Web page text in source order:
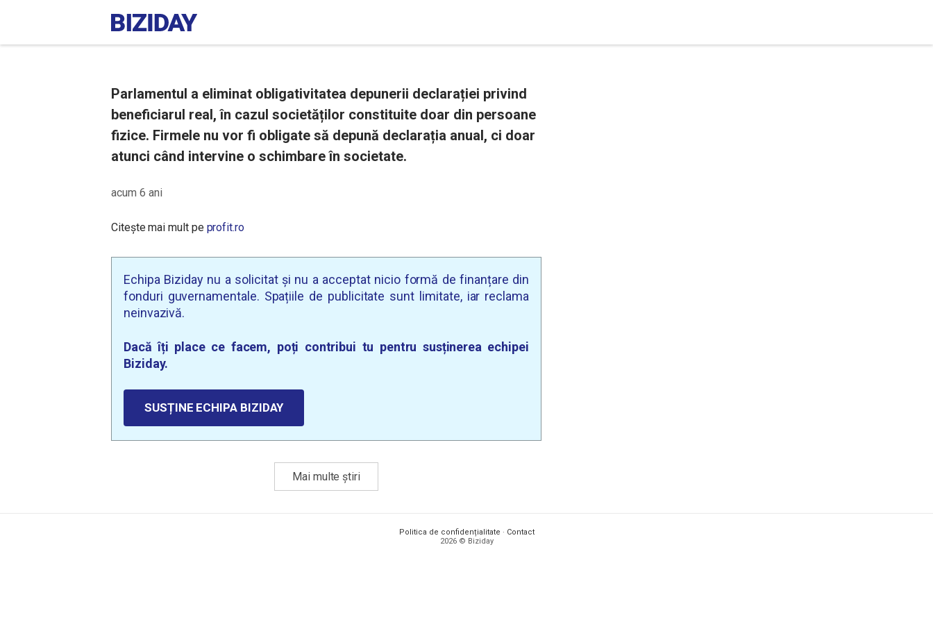
Parlamentul a eliminat obligativitatea depunerii declarației privind
beneficiarul real, în cazul societăților constituite doar din persoane
fizice. Firmele nu vor fi obligate să depună declarația anual, ci doar
atunci când intervine o schimbare în societate.
acum 6 ani
Citește mai mult pe profit.ro
Echipa Biziday nu a solicitat și nu a acceptat nicio formă de finanțare din
fonduri guvernamentale. Spațiile de publicitate sunt limitate, iar reclama
neinvazivă.
Dacă îți place ce facem, poți contribui tu pentru susținerea echipei
Biziday.
SUSȚINE ECHIPA BIZIDAY
Mai multe știri
Politica de confidențialitate · Contact
2026 © Biziday